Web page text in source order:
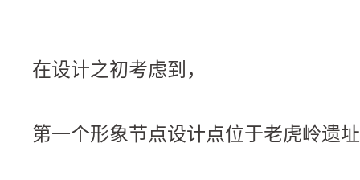
在设计之初考虑到，
第一个形象节点设计点位于老虎岭遗